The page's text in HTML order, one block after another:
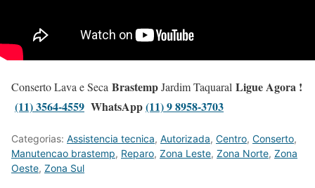
Conserto Lava e Seca BrastempJardim Taquaral Ligue Agora !
(11) 3564-4559 WhatsApp(11) 9 8958-3703
Categorias: Assistencia tecnica, Autorizada, Centro, Conserto,
Manutencao brastemp, Reparo, Zona Leste, Zona Norte, Zona
Oeste, Zona Sul